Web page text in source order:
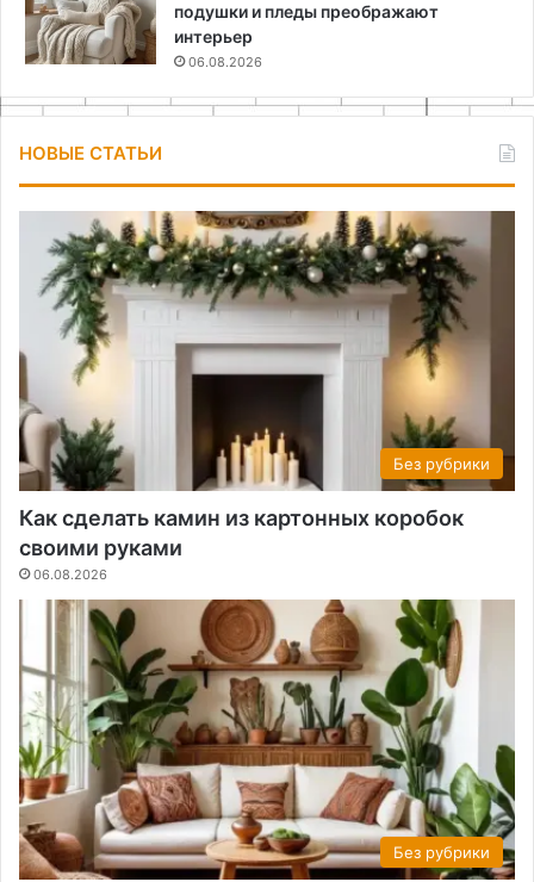
подушки и пледы преображают
интерьер
06.08.2026
НОВЫЕ СТАТЬИ
Без рубрики
Как сделать камин из картонных коробок
своими руками
06.08.2026
Без рубрики